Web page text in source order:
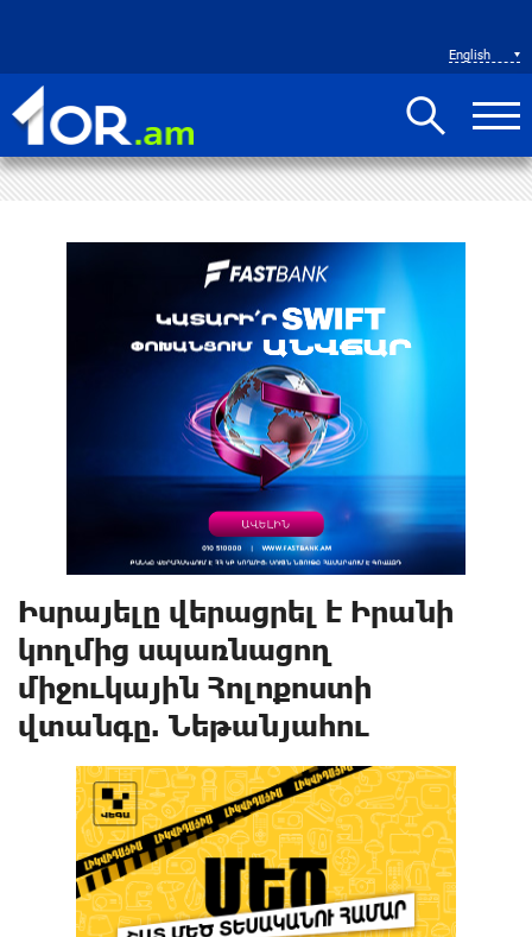
English
Իսրայելը վերացրել է Իրանի
կողմից uպառնացnղ
միջnւկային Հոլnքnuտի
վտանգը. Նեթանյահու